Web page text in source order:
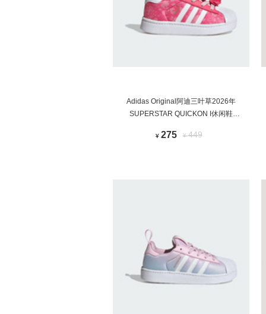
Adidas Original阿迪三叶草2026年
SUPERSTAR QUICKON I休闲鞋
¥ 275 ¥449